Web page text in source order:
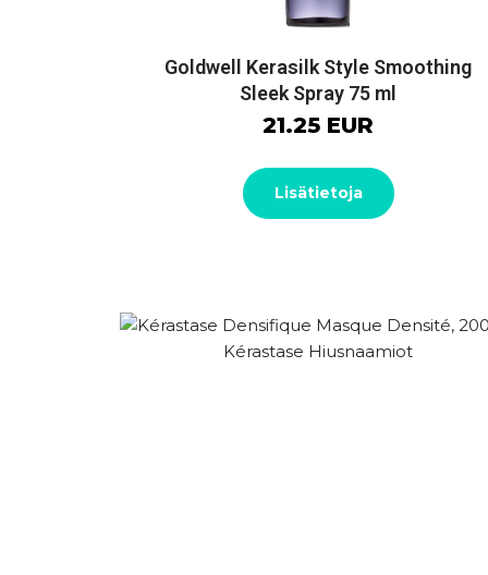
Goldwell Kerasilk Style Smoothing
Sleek Spray 75 ml
21.25 EUR
Lisätietoja